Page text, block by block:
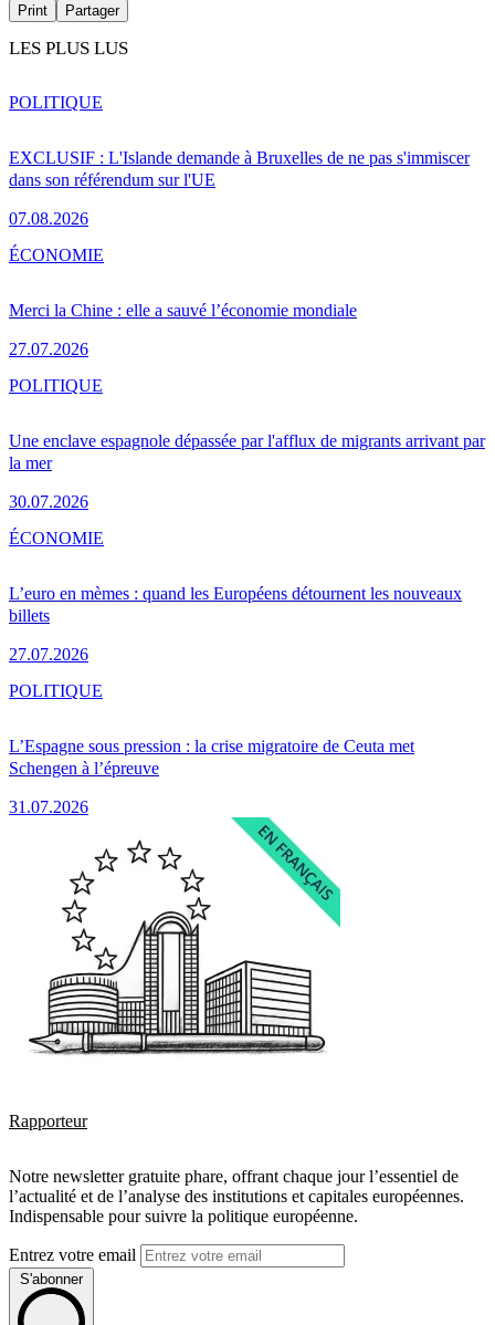
Print Partager
LES PLUS LUS
EXCLUSIF : L'Islande demande à Bruxelles de ne pas s'immiscer
dans son référendum sur l'UE
07.08.2026
POLITIQUE
Merci la Chine : elle a sauvé l’économie mondiale
27.07.2026
ÉCONOMIE
Une enclave espagnole dépassée par l'afflux de migrants arrivant par
la mer
30.07.2026
POLITIQUE
L’euro en mèmes : quand les Européens détournent les nouveaux
billets
27.07.2026
ÉCONOMIE
L’Espagne sous pression : la crise migratoire de Ceuta met
Schengen à l’épreuve
31.07.2026
POLITIQUE
Rapporteur
Notre newsletter gratuite phare, offrant chaque jour l’essentiel de
l’actualité et de l’analyse des institutions et capitales européennes.
Indispensable pour suivre la politique européenne.
Entrez votre email
S'abonner